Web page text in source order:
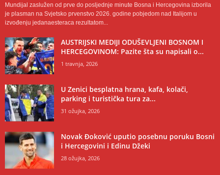
Mundijal zaslužen od prve do posljednje minute Bosna i Hercegovina izborila
je plasman na Svjetsko prvenstvo 2026. godine pobjedom nad Italijom u
izvođenju jedanaesteraca rezultatom...
AUSTRIJSKI MEDIJI ODUŠEVLJENI BOSNOM I
HERCEGOVINOM: Pazite šta su napisali o...
1 travnja, 2026
U Zenici besplatna hrana, kafa, kolači,
parking i turistička tura za...
31 ožujka, 2026
Novak Đoković uputio posebnu poruku Bosni
i Hercegovini i Edinu Džeki
28 ožujka, 2026